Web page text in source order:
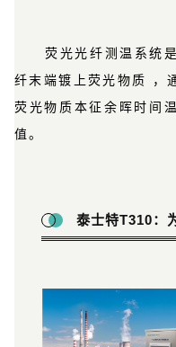
荧光光纤测温系统
纤末端镀上荧光物质 ，
荧光物质本征余晖时间
值。
泰士特T310：